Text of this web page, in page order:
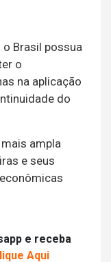
o Brasil possua
o
na aplicação
do
ampla
e seus
e receba
Aqui